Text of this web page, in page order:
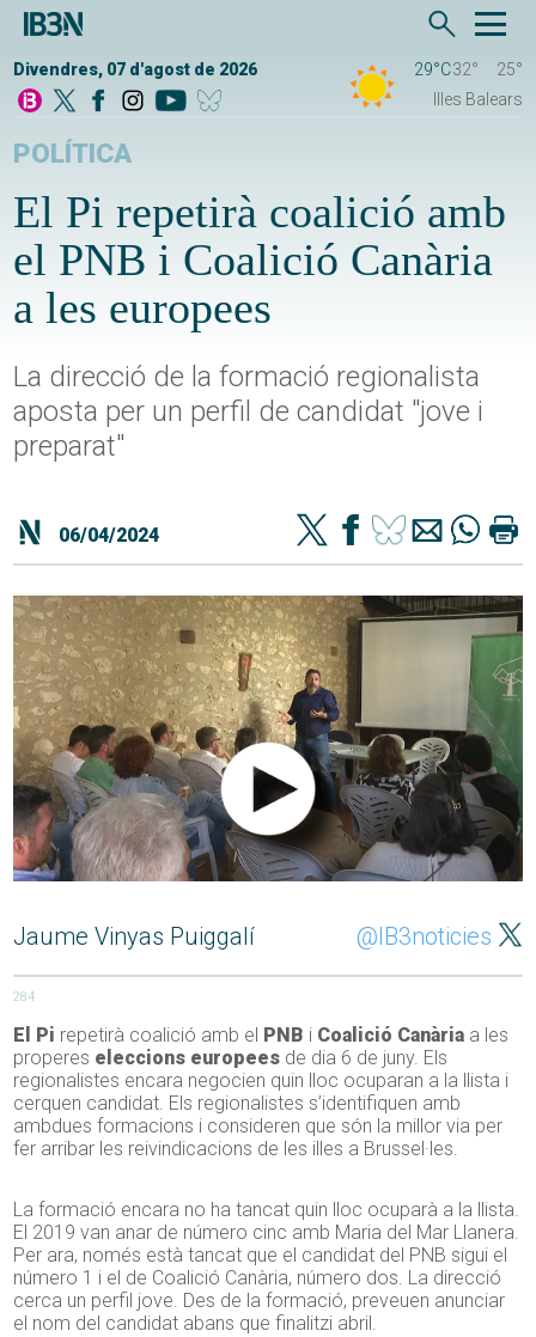
Divendres, 07 d'agost de 2026 29°C32°
25°
Illes Balears
POLÍTICA
El Pi repetirà coalició amb
el PNB i Coalició Canària
a les europees
La direcció de la formació regionalista
aposta per un perfil de candidat "jove i
preparat"
06/04/2024
Jaume Vinyas Puiggalí @IB3noticies
284
El Pi repetirà coalició amb el PNB i Coalició Canària a les
properes eleccions europees de dia 6 de juny. Els
regionalistes encara negocien quin lloc ocuparan a la llista i
cerquen candidat. Els regionalistes s’identifiquen amb
ambdues formacions i consideren que són la millor via per
fer arribar les reivindicacions de les illes a Brussel·les.
La formació encara no ha tancat quin lloc ocuparà a la llista.
El 2019 van anar de número cinc amb Maria del Mar Llanera.
Per ara, només està tancat que el candidat del PNB sigui el
número 1 i el de Coalició Canària, número dos. La direcció
cerca un perfil jove. Des de la formació, preveuen anunciar
el nom del candidat abans que finalitzi abril.